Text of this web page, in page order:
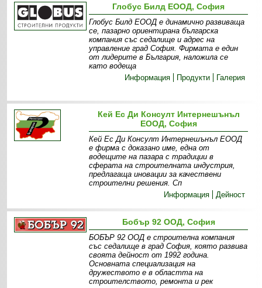
Глобус Билд ЕООД, София
Глобус Билд ЕООД е динамично развиваща
се, пазарно ориентирана българска
компания със седалище и адрес на
управление град София. Фирмата е един
от лидерите в България, наложила се
като водеща
Информация
Продукти Галерия
Кей Ес Ди Консулт Интернешънъл
ЕООД, София
Кей Ес Ди Консулт Интернешънъл ЕООД
е фирма с доказано име, една от
водещите на пазара с традиции в
сферата на строителната индустрия,
предлагаща иновации за качествени
строителни решения. Сп
Информация
Дейност
Бобър 92 ООД, София
БОБЪР 92 ООД е строителна компания
със седалище в град София, която развива
своята дейност от 1992 година.
Основната специализация на
дружеството е в областта на
строителството, ремонта и рек